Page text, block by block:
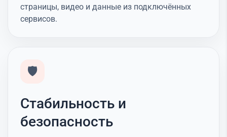
страницы, видео и данные из подключённых
сервисов.
🛡️
Стабильность и
безопасность